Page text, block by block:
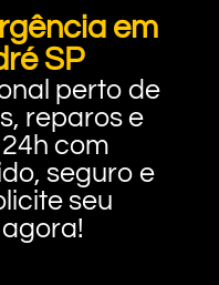
em
SP
perto de
reparos e
com
seguro e
seu